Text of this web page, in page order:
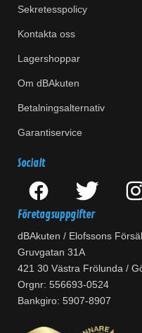
Sekretesspolicy
Kontakta oss
Lagershoppar
Om dBAkuten
Betalningsalternativ
Garantiservice
Socialt
Företagsuppgifter
dBAkuten / Elofssons
Gruvgatan 31A
421 30 Västra Frölunda /
Orgnr: 556693-0524
Bankgiro: 5907-8907